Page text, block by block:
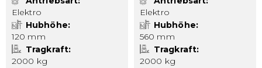
Elektro
Hubhöhe
120 mm
Tragkraft
2000 kg
Elektro
Hubhöhe
560 mm
Tragkraft
2000 kg